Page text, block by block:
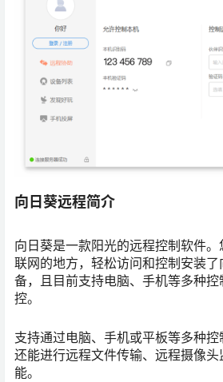
向日葵远程简介
向日葵是一款阳光的远程控制软件
联网的地方，轻松访问和控制安装
备，且目前支持电脑、手机等多种
控。
支持通过电脑、手机或平板等多种
还能进行远程文件传输、远程摄像
能。